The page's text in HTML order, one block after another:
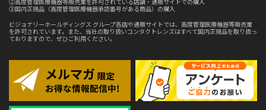
③国内正規品（高度管理医療機器承認番号がある商品）の購入
ビジョナリーホールディングス グループ各店や通販サイトでは、高度管理医療機器等販売業
を許可されています。また、当社の取り扱いコンタクトレンズはすべて国内正規品を取り扱っ
ておりますので、ぜひご利用ください。